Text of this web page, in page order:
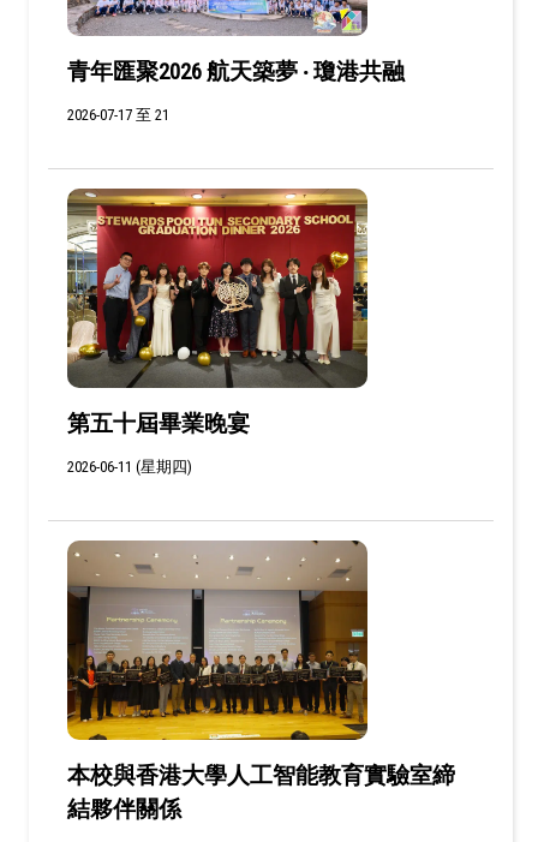
青年匯聚2026 航天築夢 ‧ 瓊港共融
2026-07-17 至 21
第五十屆畢業晚宴
2026-06-11 (星期四)
本校與香港大學人工智能教育實驗室締
結夥伴關係